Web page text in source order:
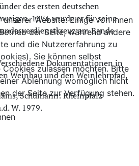
des ersten deutschen
1976 wurde er für seine
am Bande
Dokumentationen in
Weinbau und den Weinlehrpfad.
Schumann: Rheinpfalz
W. 1979.
Website. Einige von ihnen
der Seite, während andere
und die Nutzererfahrung zu
Sie können selbst
zulassen möchten. Bitte
Ablehnung womöglich nicht
der Seite zur Verfügung stehen.